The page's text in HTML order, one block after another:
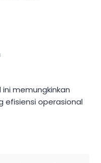
memungkinkan
efisiensi operasional